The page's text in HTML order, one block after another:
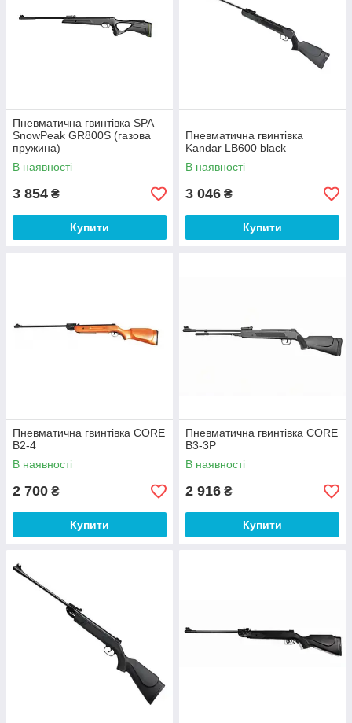
Пневматична гвинтівка SPA
SnowPeak GR800S (газова
пружина)
В наявності
3 854 ₴
Купити
Пневматична гвинтівка
Kandar LB600 black
В наявності
3 046 ₴
Купити
Пневматична гвинтівка CORE
B2-4
В наявності
2 700 ₴
Купити
Пневматична гвинтівка CORE
B3-3P
В наявності
2 916 ₴
Купити